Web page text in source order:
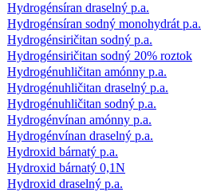
Hydrogénsíran draselný p.a.
Hydrogénsíran sodný monohydrát p.a.
Hydrogénsiričitan sodný p.a.
Hydrogénsiričitan sodný 20% roztok
Hydrogénuhličitan amónny p.a.
Hydrogénuhličitan draselný p.a.
Hydrogénuhličitan sodný p.a.
Hydrogénvínan amónny p.a.
Hydrogénvínan draselný p.a.
Hydroxid bárnatý p.a.
Hydroxid bárnatý 0,1N
Hydroxid draselný p.a.